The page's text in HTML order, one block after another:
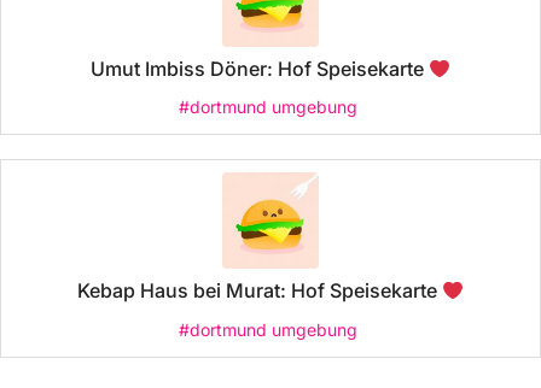
Umut Imbiss Döner: Hof Speisekarte
#dortmund umgebung
Kebap Haus bei Murat: Hof Speisekarte
#dortmund umgebung